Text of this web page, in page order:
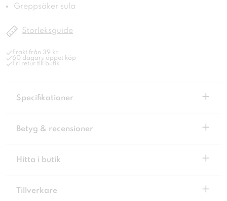
Greppsäker sula
Storleksguide
Frakt från 39 kr
60 dagars öppet köp
Fri retur till butik
Specifikationer +
Betyg & recensioner +
Hitta i butik +
Tillverkare +